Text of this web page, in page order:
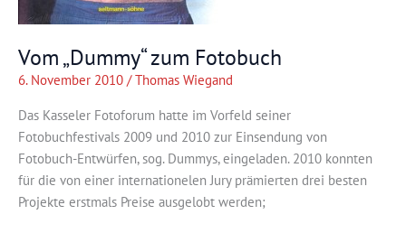
Vom „Dummy“ zum Fotobuch
6. November 2010 /Thomas Wiegand
Das Kasseler Fotoforum hatte im Vorfeld seiner
Fotobuchfestivals 2009 und 2010 zur Einsendung von
Fotobuch-Entwürfen, sog. Dummys, eingeladen. 2010 konnten
für die von einer internationelen Jury prämierten drei besten
Projekte erstmals Preise ausgelobt werden;